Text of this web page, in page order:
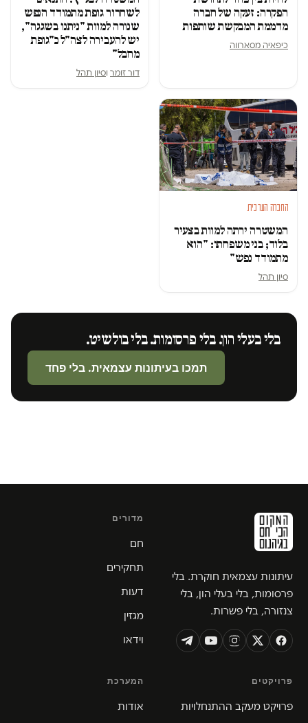
הפקרה: זעקה של חברה
מדממת המבקשת שותפות
כיפאיה מסארווה
לשחרור גופת מתמודד הנפש
שנורה למוות "ניתנו בשגגה",
יש להעבירה לצה"ל כ"גופת
מחבל"
דור זומר וסיון תהל
החברה הערבית
המשטרה ירתה למוות בצעיר
בלוד; בני משפחתו: "הוא
מתמודד נפש"
סיון תהל
בלי בעלי הון. בלי פרסומות. בלי בולשיט.
תמכו בעיתונות עצמאית. בלי פחד
עיתונות עצמאית חוקרת. בלי
פרסומות, בלי בעלי הון, בלי
צנזורה, בלי פשרות.
מדורים
חם
תחקירים
דעות
מגזין
וידאו
פרויקטים
פרויקט מעקב ההתנחלויות
המערכת
אודות